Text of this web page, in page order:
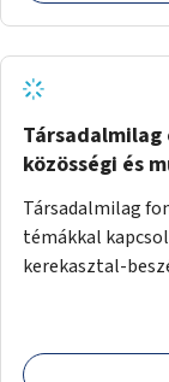
közösségi és
Társadalmilag
témákkal
kerekasztal-